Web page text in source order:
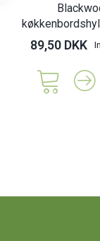
89,50 DKK